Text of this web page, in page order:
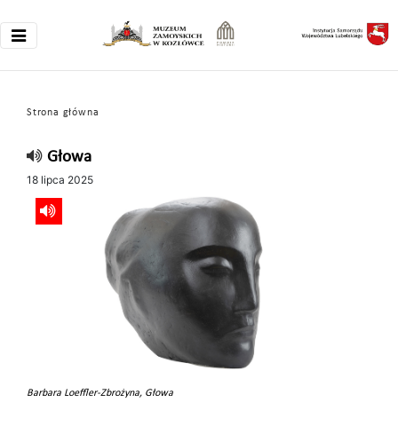
Strona główna
Głowa
18 lipca 2025
Barbara Loeffler-Zbrożyna, Głowa